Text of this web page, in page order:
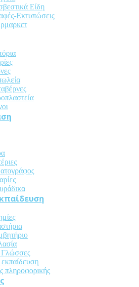
Είδη
Εκτυπώσεις
Γλώσσες
πληροφορικής